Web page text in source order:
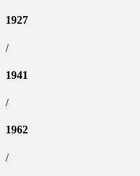
1927
/
1941
/
1962
/